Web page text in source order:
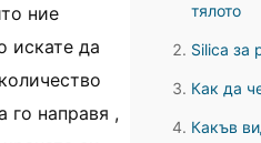
ние
искате да
го направя ,
тялото
Silica за
Как да
Какъв